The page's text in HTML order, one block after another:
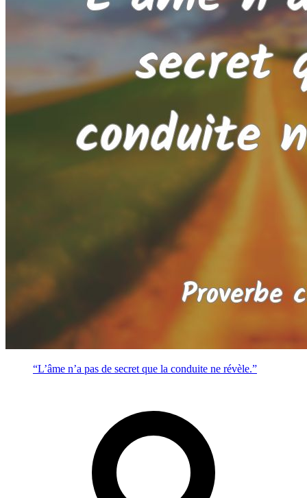
“L’âme n’a pas de secret que la conduite ne révèle.”